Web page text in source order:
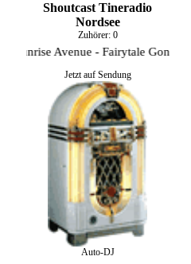
Shoutcast Tineradio
Nordsee
Zuhörer: 0
Avenue - Fairytale Gone Bad
Jetzt auf Sendung
Auto-DJ